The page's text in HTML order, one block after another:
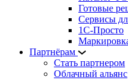
Готовые
Сервисы
1С-Просто
Партнёрам
Стать партнером
Облачный альянс